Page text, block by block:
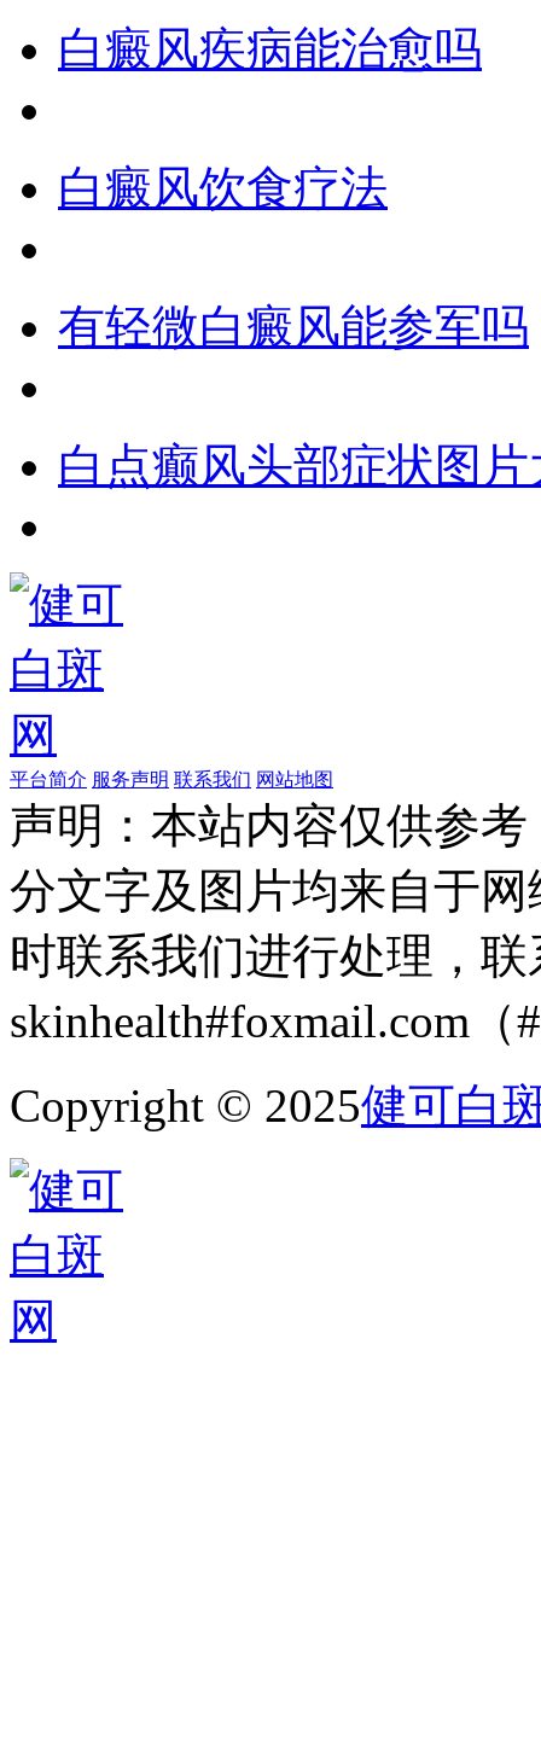
白癜风疾病能治愈吗
白癜风饮食疗法
有轻微白癜风能参军吗
白点癫风头部症状图
平台简介 服务声明 联系我们 网站地图
声明：本站内容仅供参
分文字及图片均来自于
时联系我们进行处理，
skinhealth#foxmail.com（
Copyright © 2025健可白